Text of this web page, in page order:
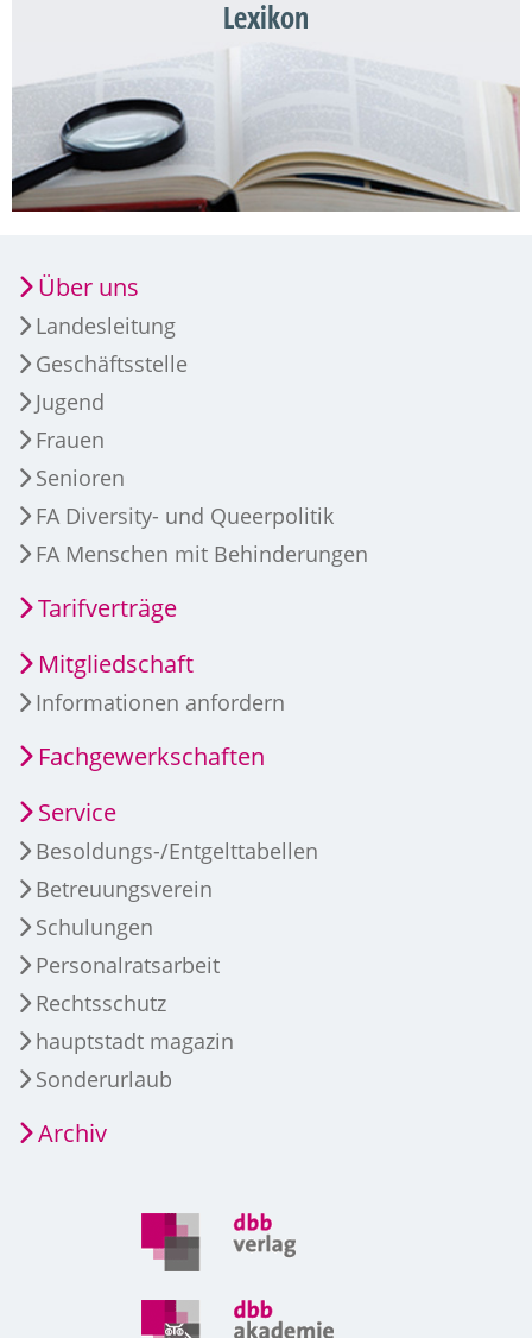
Lexikon
Über uns
Landesleitung
Geschäftsstelle
Jugend
Frauen
Senioren
FA Diversity- und Queerpolitik
FA Menschen mit Behinderungen
Tarifverträge
Mitgliedschaft
Informationen anfordern
Fachgewerkschaften
Service
Besoldungs-/Entgelttabellen
Betreuungsverein
Schulungen
Personalratsarbeit
Rechtsschutz
hauptstadt magazin
Sonderurlaub
Archiv